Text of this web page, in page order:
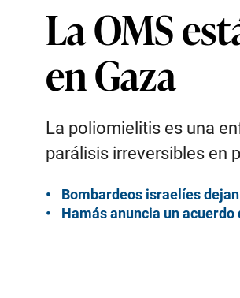
La OMS
en Gaza
La poliomielitis es una
parálisis irreversibles en
Bombardeos israelíes
Hamás anuncia un